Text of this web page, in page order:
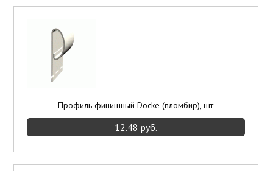
Профиль финишный Docke (пломбир), шт
12.48 руб.